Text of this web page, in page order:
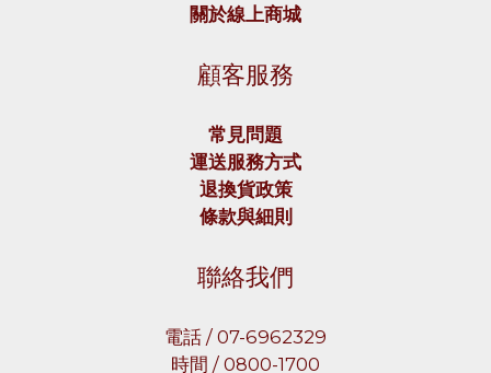
關於線上商城
顧客服務
常見問題
運送服務方式
退換貨政策
條款與細則
聯絡我們
電話 / 07-6962329
時間 / 0800-1700